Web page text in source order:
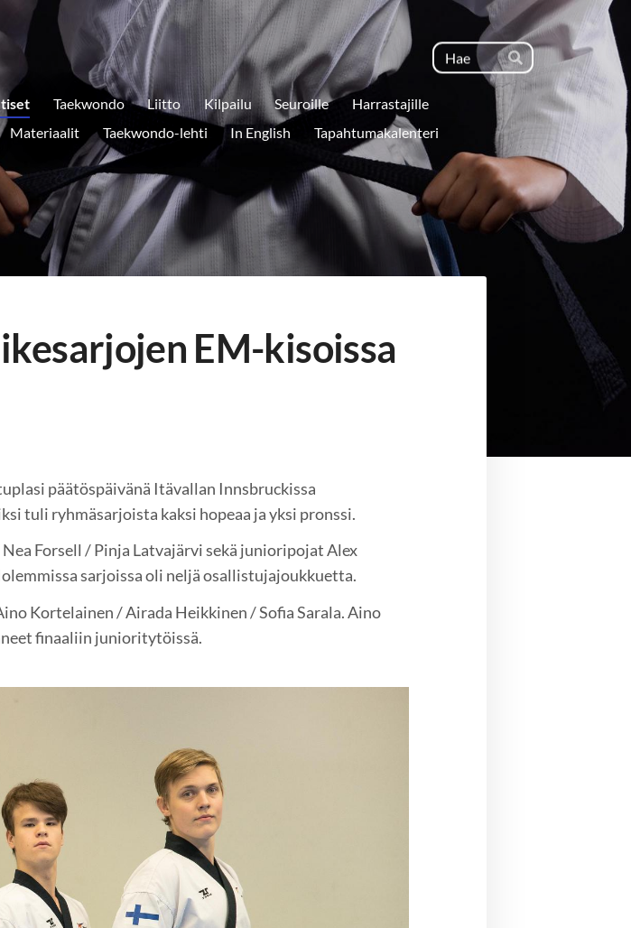
Haku
Hae
Taekwondo Liitto Kilpailu Seuroille
Harrastajille
Materiaalit Taekwondo-lehti In English Tapahtumakalenteri
EM-kisoissa
päätöspäivänä Itävallan Innsbruckissa
tuli ryhmäsarjoista kaksi hopeaa ja yksi pronssi.
Forsell / Pinja Latvajärvi sekä junioripojat Alex
sarjoissa oli neljä osallistujajoukkuetta.
Kortelainen / Airada Heikkinen / Sofia Sarala. Aino
finaaliin junioritytöissä.